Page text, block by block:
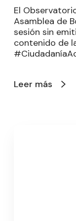
El
Asamblea de
sesión sin
contenido de
Leer más